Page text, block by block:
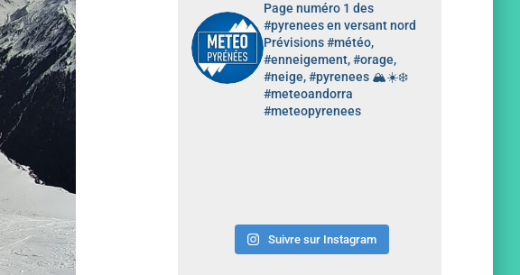
Page numéro 1 des
#pyrenees en versant nord
Prévisions #météo,
#enneigement, #orage,
#neige, #pyrenees 🏔️☀️❄️
#meteoandorra
#meteopyrenees
Suivre sur Instagram